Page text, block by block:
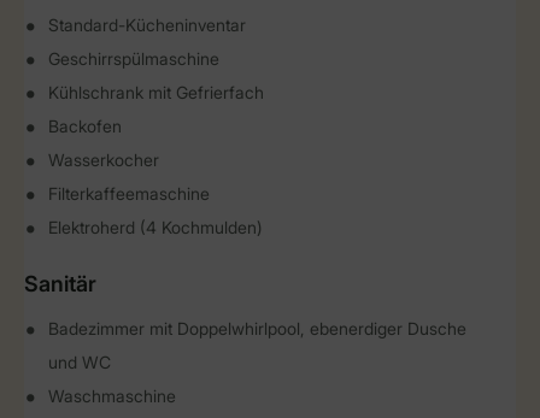
Standard-Kücheninventar
Geschirrspülmaschine
Kühlschrank mit Gefrierfach
Backofen
Wasserkocher
Filterkaffeemaschine
Elektroherd (4 Kochmulden)
Sanitär
Badezimmer mit Doppelwhirlpool, ebenerdiger Dusche
und WC
Waschmaschine